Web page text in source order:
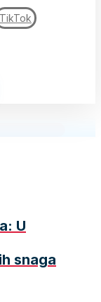
TikTok
U
snaga